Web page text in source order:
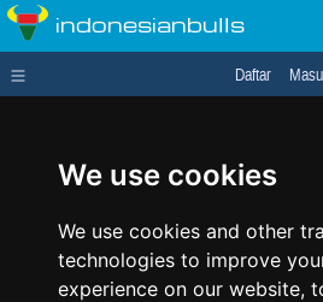
We use cookies
We use cookies and other
technologies to improve
experience on our website,
indonesianbulls
Daftar